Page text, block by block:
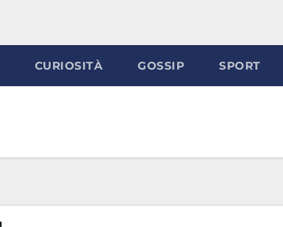
CURIOSITÀ GOSSIP SPORT